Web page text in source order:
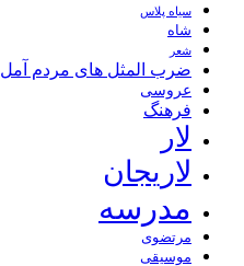
سیاه پلاس
شاه
شعر
ضرب المثل های مردم آمل
عروسی
فرهنگ
لار
لاریجان
مدرسه
مرتضوی
موسیقی